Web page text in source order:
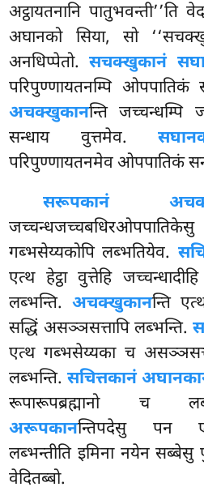
अट्ठायतनानि
अघानको सिया, सो
अनधिप्पेतो.सचक्खुकानं
परिपुण्णायतनम्पि ओपपातिकं
अचक्खुकानन्ति जच्चन्धम्पि
सन्धाय वुत्तमेव.
परिपुण्णायतनमेव ओपपातिकं
सरूपकानं
गब्भसेय्यकोपि लब्भतियेव.
एत्थ हेट्ठा वुत्तेहि
लब्भन्ति.अचक्खुकानन्ति
सद्धिं असञ्ञसत्तापि लब्भन्ति.
एत्थ गब्भसेय्यका च
लब्भन्ति.सचित्तकानं
रूपारूपब्रह्मानो च
अरूपकानन्तिपदेसु पन
लब्भन्तीति इमिना नयेन सब्बेसु
वेदितब्बो.